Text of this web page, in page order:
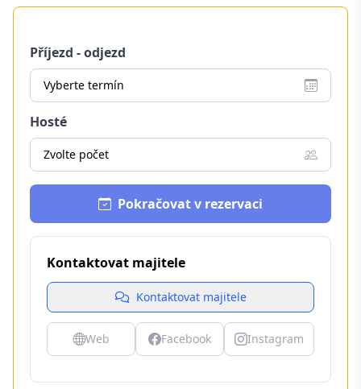
Příjezd - odjezd
Vyberte termín
Hosté
Zvolte počet
Pokračovat v rezervaci
Kontaktovat majitele
Kontaktovat majitele
Web Facebook Instagram